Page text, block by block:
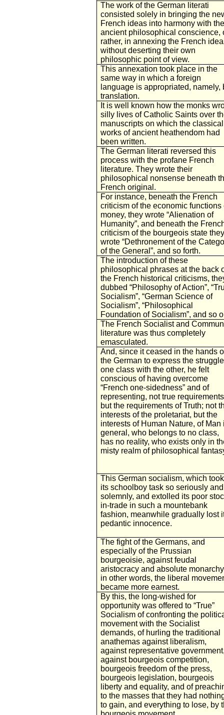
The work of the German literati
consisted solely in bringing the
French ideas into harmony with
ancient philosophical conscience,
rather, in annexing the French
without deserting their own
philosophic point of view.
This annexation took place in the
same way in which a foreign
language is appropriated, namely,
translation.
It is well known how the monks
silly lives of Catholic Saints over
manuscripts on which the classical
works of ancient heathendom had
been written.
The German literati reversed this
process with the profane French
literature. They wrote their
philosophical nonsense beneath
French original.
For instance, beneath the French
criticism of the economic functions
money, they wrote “Alienation of
Humanity”, and beneath the
criticism of the bourgeois state they
wrote “Dethronement of the
of the General”, and so forth.
The introduction of these
philosophical phrases at the back
the French historical criticisms,
dubbed “Philosophy of Action”,
Socialism”, “German Science of
Socialism”, “Philosophical
Foundation of Socialism”, and so
The French Socialist and
literature was thus completely
emasculated.
And, since it ceased in the hands
the German to express the
one class with the other, he felt
conscious of having overcome
“French one-sidedness” and of
representing, not true
but the requirements of Truth; not
interests of the proletariat, but the
interests of Human Nature, of Man
general, who belongs to no class,
has no reality, who exists only in
misty realm of philosophical
This German socialism, which took
its schoolboy task so seriously and
solemnly, and extolled its poor
in-trade in such a mountebank
fashion, meanwhile gradually lost
pedantic innocence.
The fight of the Germans, and
especially of the Prussian
bourgeoisie, against feudal
aristocracy and absolute
in other words, the liberal
became more earnest.
By this, the long-wished for
opportunity was offered to “True”
Socialism of confronting the
movement with the Socialist
demands, of hurling the traditional
anathemas against liberalism,
against representative
against bourgeois competition,
bourgeois freedom of the press,
bourgeois legislation, bourgeois
liberty and equality, and of
to the masses that they had
to gain, and everything to lose, by